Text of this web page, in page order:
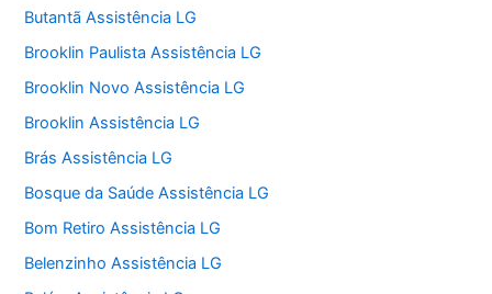
Butantã Assistência LG
Brooklin Paulista Assistência LG
Brooklin Novo Assistência LG
Brooklin Assistência LG
Brás Assistência LG
Bosque da Saúde Assistência LG
Bom Retiro Assistência LG
Belenzinho Assistência LG